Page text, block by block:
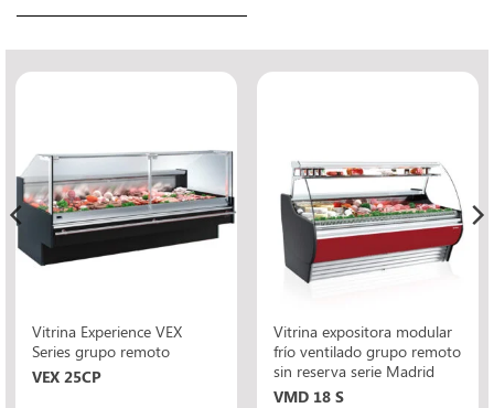
Vitrina Experience VEX
Series grupo remoto
VEX 25CP
Vitrina expositora modular
frío ventilado grupo remoto
sin reserva serie Madrid
VMD 18 S